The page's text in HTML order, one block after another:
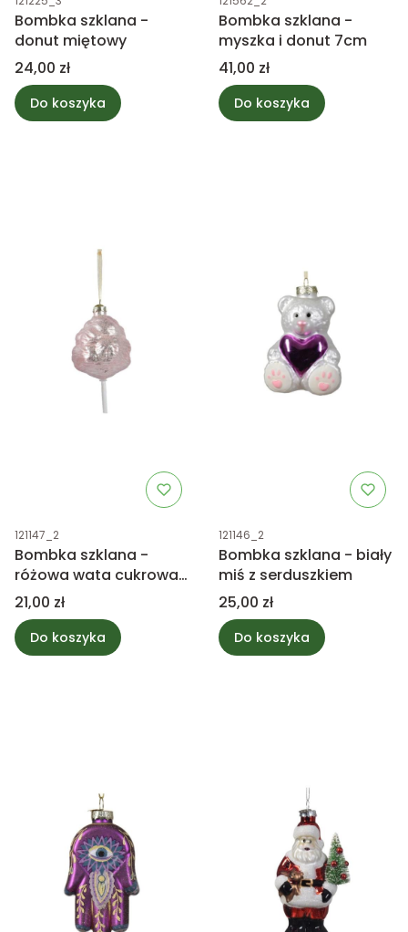
Bombka szklana -
donut miętowy
Cena
24,00 zł
Do koszyka
Bombka szklana -
myszka i donut 7cm
Cena
41,00 zł
Do koszyka
Kod produktu
121147_2
Bombka szklana -
różowa wata cukrowa
na patyku
Cena
21,00 zł
Do koszyka
Kod produktu
121146_2
Bombka szklana - biały
miś z serduszkiem
Cena
25,00 zł
Do koszyka